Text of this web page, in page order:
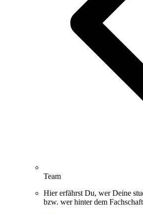
Team
Hier erfährst Du, wer Deine
bzw. wer hinter dem